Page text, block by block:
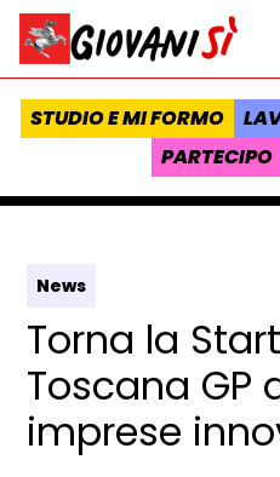
Vai al contenuto
Homepage Giovanisì -
STUDIO E MI FORMO
PARTECIPO
News
Torna la
Toscana GP
imprese